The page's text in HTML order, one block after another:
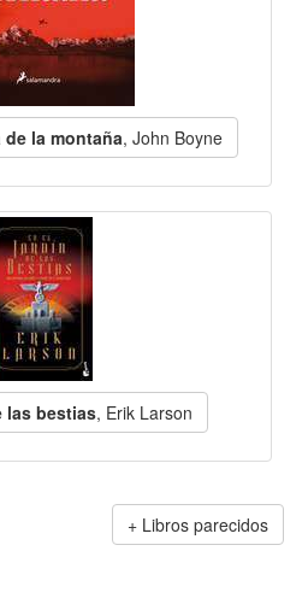
la montaña, John Boyne
las bestias, Erik Larson
Libros parecidos